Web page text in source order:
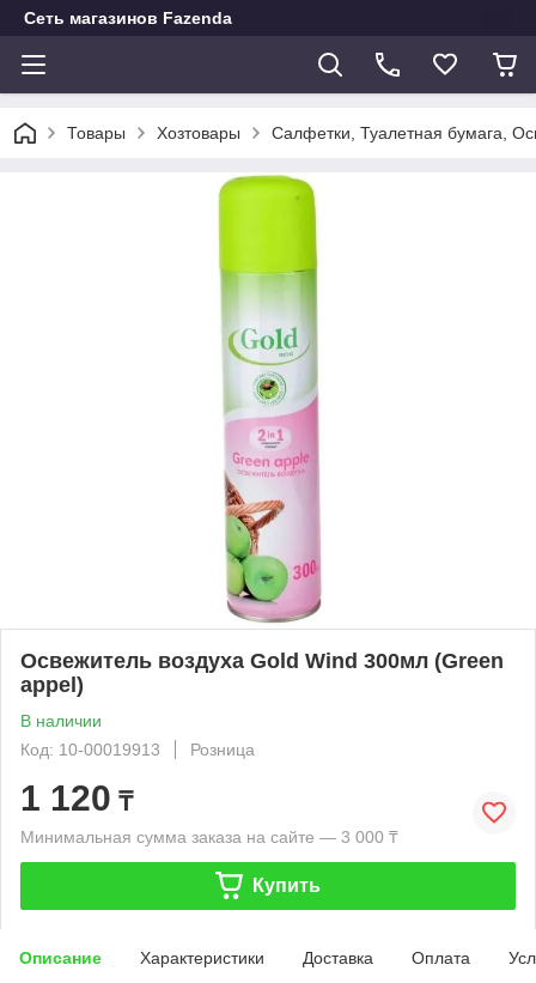
Сеть магазинов Fazenda
Товары Хозтовары Салфетки, Туалетная бумага,
Освежитель воздуха Gold Wind 300мл (Green
appel)
В наличии
Код: 10-00019913
Розница
1 120 ₸
Минимальная сумма заказа на сайте — 3 000 ₸
Купить
Описание Характеристики Доставка Оплата